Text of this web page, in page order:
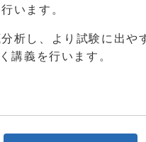
います。
析し、より試験に出や
講義を行います。